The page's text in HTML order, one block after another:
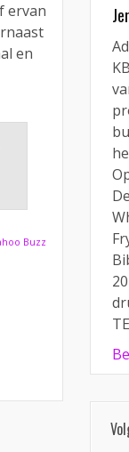
ervan
en
Buzz